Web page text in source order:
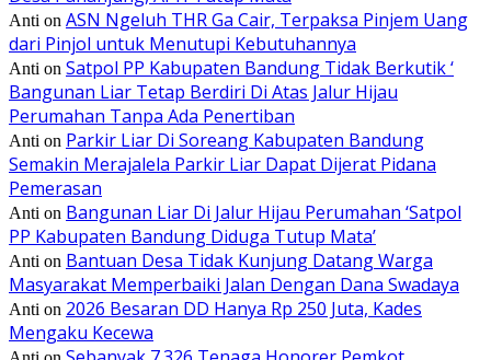
Anti on ASN Ngeluh THR Ga Cair, Terpaksa Pinjem Uang
dari Pinjol untuk Menutupi Kebutuhannya
Anti on Satpol PP Kabupaten Bandung Tidak Berkutik ‘
Bangunan Liar Tetap Berdiri Di Atas Jalur Hijau
Perumahan Tanpa Ada Penertiban
Anti on Parkir Liar Di Soreang Kabupaten Bandung
Semakin Merajalela Parkir Liar Dapat Dijerat Pidana
Pemerasan
Anti on Bangunan Liar Di Jalur Hijau Perumahan ‘Satpol
PP Kabupaten Bandung Diduga Tutup Mata’
Anti on Bantuan Desa Tidak Kunjung Datang Warga
Masyarakat Memperbaiki Jalan Dengan Dana Swadaya
Anti on 2026 Besaran DD Hanya Rp 250 Juta, Kades
Mengaku Kecewa